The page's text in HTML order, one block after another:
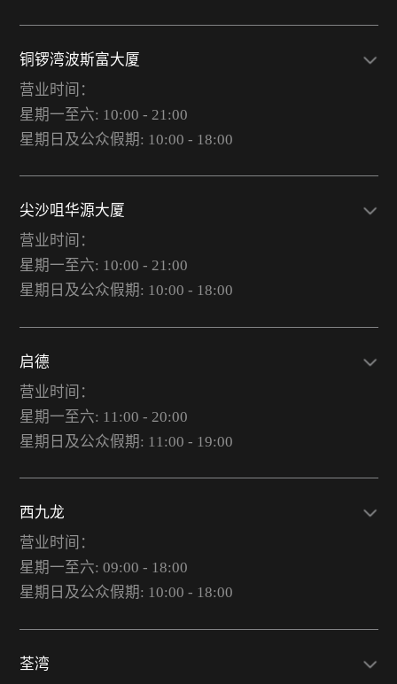
铜锣湾波斯富大厦
营业时间：
星期一至六: 10:00 - 21:00
星期日及公众假期: 10:00 - 18:00
尖沙咀华源大厦
营业时间：
星期一至六: 10:00 - 21:00
星期日及公众假期: 10:00 - 18:00
启德
营业时间：
星期一至六: 11:00 - 20:00
星期日及公众假期: 11:00 - 19:00
西九龙
营业时间：
星期一至六: 09:00 - 18:00
星期日及公众假期: 10:00 - 18:00
荃湾